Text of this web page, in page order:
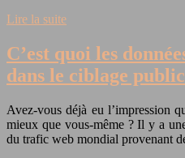
Lire la suite
C’est quoi les
dans le ciblage
Avez-vous déjà eu l’impression
mieux que vous-même ? Il y a
du trafic web mondial provenant